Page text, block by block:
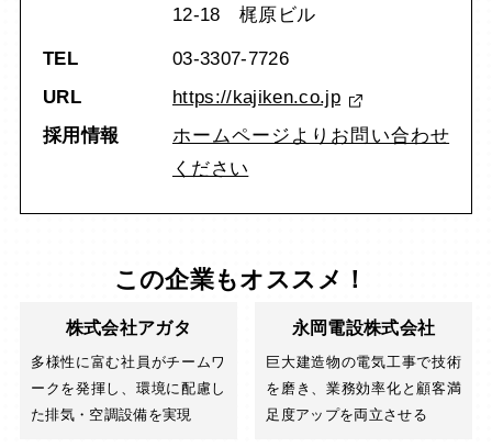
12-18 梶原ビル
TEL
03-3307-7726
URL
https://kajiken.co.jp
採用情報
ホームページよりお問い合わせ
ください
この企業もオススメ！
株式会社アガタ
多様性に富む社員がチームワ
ークを発揮し、環境に配慮し
た排気・空調設備を実現
永岡電設株式会社
巨大建造物の電気工事で技術
を磨き、業務効率化と顧客満
足度アップを両立させる